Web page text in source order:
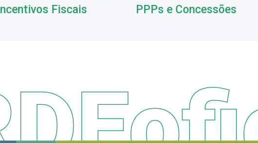
Incentivos Fiscais PPPs e Concessões